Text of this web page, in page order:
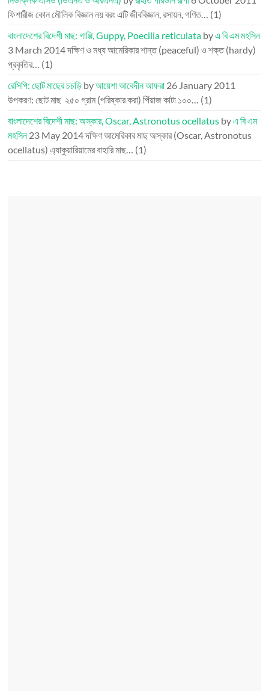
ফিশারীজ কোন মৌলিক বিজ্ঞান নয় বরং এটি জীববিজ্ঞান, রসায়ন, গণিত… (1)
বাংলাদেশের বিদেশী মাছ: গাপ্পি, Guppy, Poecilia reticulata byএ বি এম মহসিন
3 March 2014দক্ষিণ ও মধ্য আমেরিকার শান্ত (peaceful) ও শক্ত (hardy)
প্রকৃতির… (1)
রেসিপি: ছোট মাছের চচড়ি byআয়েশা আবেদীন আফরা 26 January 2011
উপকরণ: ছোট মাছ ২৫০ গ্রাম (পরিষ্কার করা) পিঁয়াজ কাটা ১০০… (1)
বাংলাদেশের বিদেশী মাছ: অস্কার, Oscar, Astronotus ocellatus byএ বি এম
মহসিন23 May 2014দক্ষিণ আমেরিকার মাছ অস্কার (Oscar, Astronotus
ocellatus) এ্যাকুয়ারিয়ামের বাহারি মাছ… (1)